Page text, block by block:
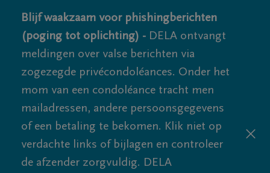
Blijf waakzaam voor phishingberichten
(poging tot oplichting) - DELA ontvangt
meldingen over valse berichten via
zogezegde privécondoléances. Onder het
mom van een condoléance tracht men
mailadressen, andere persoonsgegevens
of een betaling te bekomen. Klik niet op
verdachte links of bijlagen en controleer
de afzender zorgvuldig. DELA